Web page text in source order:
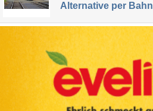
Alternative per Bahn